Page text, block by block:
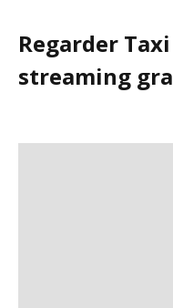
Regarder
streaming